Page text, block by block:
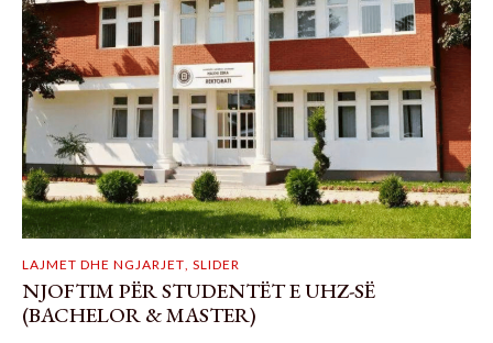
LAJMET DHE NGJARJET SLIDER
NJOFTIM PËR STUDENTËT E UHZ-SË
(BACHELOR & MASTER)